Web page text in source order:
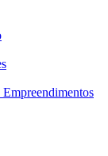
Empreendimentos